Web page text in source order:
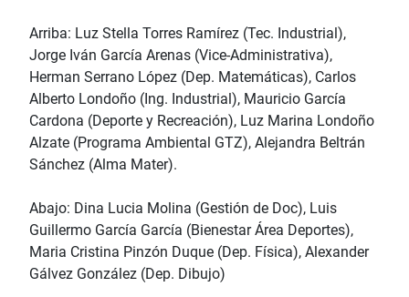
Arriba: Luz Stella Torres Ramírez (Tec. Industrial),
Jorge Iván García Arenas (Vice-Administrativa),
Herman Serrano López (Dep. Matemáticas), Carlos
Alberto Londoño (Ing. Industrial), Mauricio García
Cardona (Deporte y Recreación), Luz Marina Londoño
Alzate (Programa Ambiental GTZ), Alejandra Beltrán
Sánchez (Alma Mater).
Abajo: Dina Lucia Molina (Gestión de Doc), Luis
Guillermo García García (Bienestar Área Deportes),
Maria Cristina Pinzón Duque (Dep. Física), Alexander
Gálvez González (Dep. Dibujo)